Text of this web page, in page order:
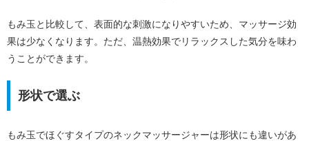
もみ玉と比較して、表面的な刺激になりやすいため、マッサージ効
果は少なくなります。ただ、温熱効果でリラックスした気分を味わ
うことができます。
形状で選ぶ
もみ玉でほぐすタイプのネックマッサージャーは形状にも違いがあ